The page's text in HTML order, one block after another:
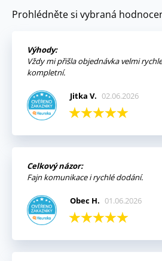
Prohlédněte si vybraná
Výhody:
Vždy mi přišla objednávka velmi
kompletní.
Jitka V. 02.06.2026
Celkový názor:
Fajn komunikace i rychlé dodání.
Obec H. 01.06.2026